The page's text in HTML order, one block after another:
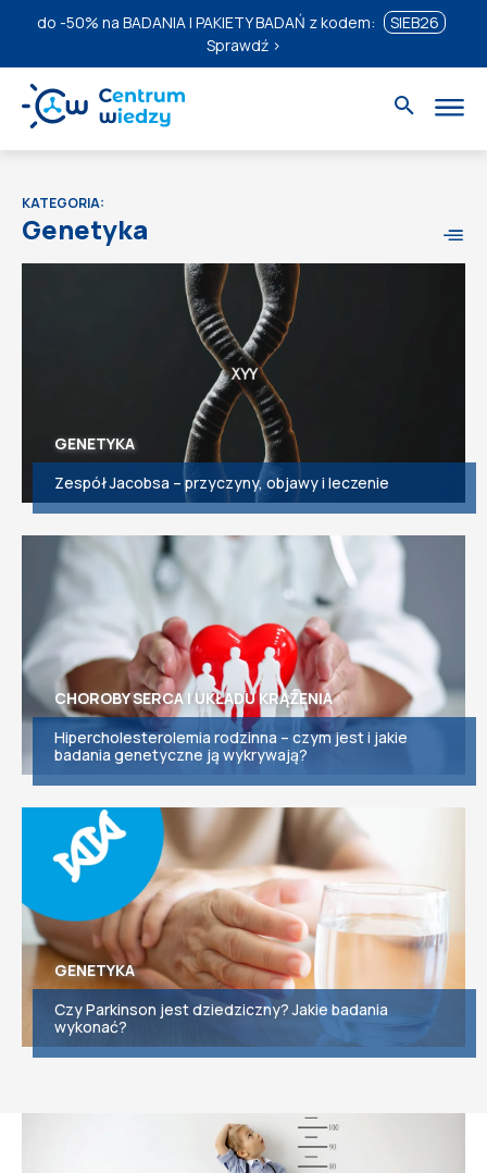
do -50% na BADANIA I PAKIETY BADAŃ z kodem:
SIEB26
Sprawdź ›
KATEGORIA:
Genetyka
GENETYKA
Zespół Jacobsa – przyczyny, objawy i leczenie
CHOROBY SERCA I UKŁADU KRĄŻENIA
Hipercholesterolemia rodzinna – czym jest i jakie
badania genetyczne ją wykrywają?
GENETYKA
Czy Parkinson jest dziedziczny? Jakie badania
wykonać?